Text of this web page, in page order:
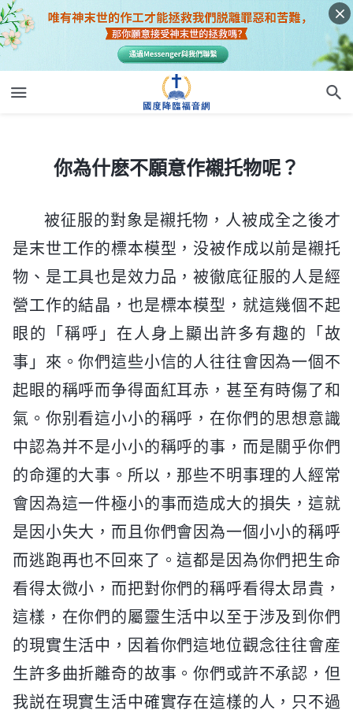
你為什麽不願意作襯托物呢？
被征服的對象是襯托物，人被成全之後才
是末世工作的標本模型，没被作成以前是襯托
物、是工具也是效力品，被徹底征服的人是經
營工作的結晶，也是標本模型，就這幾個不起
眼的「稱呼」在人身上顯出許多有趣的「故
事」來。你們這些小信的人往往會因為一個不
起眼的稱呼而争得面紅耳赤，甚至有時傷了和
氣。你别看這小小的稱呼，在你們的思想意識
中認為并不是小小的稱呼的事，而是關乎你們
的命運的大事。所以，那些不明事理的人經常
會因為這一件極小的事而造成大的損失，這就
是因小失大，而且你們會因為一個小小的稱呼
而逃跑再也不回來了。這都是因為你們把生命
看得太微小，而把對你們的稱呼看得太昂貴，
這樣，在你們的屬靈生活中以至于涉及到你們
的現實生活中，因着你們這地位觀念往往會産
生許多曲折離奇的故事。你們或許不承認，但
我説在現實生活中確實存在這樣的人，只不過